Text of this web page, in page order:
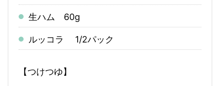
生ハム 60g
ルッコラ 1/2パック
【つけつゆ】